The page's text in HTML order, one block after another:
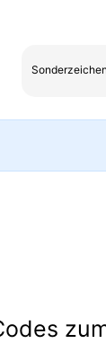
Sonderzeichen